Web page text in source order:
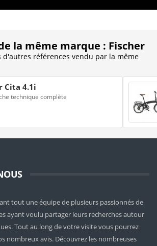
la même marque : Fischer
d'autres références vendu par la même
Cita 4.1i
technique complète
tout une équipe de plusieurs passionnés de
ayant voulu partager leurs recherches autour
Tout au long de votre visite vous pourrez
nombreux avis. Découvrez les nombreuses